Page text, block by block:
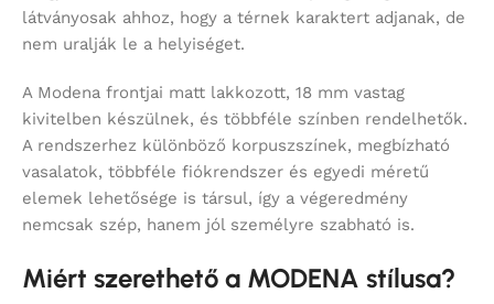
látványosak ahhoz, hogy a térnek karaktert adjanak, de
nem uralják le a helyiséget.
A Modena frontjai matt lakkozott, 18 mm vastag
kivitelben készülnek, és többféle színben rendelhetők.
A rendszerhez különböző korpuszszínek, megbízható
vasalatok, többféle fiókrendszer és egyedi méretű
elemek lehetősége is társul, így a végeredmény
nemcsak szép, hanem jól személyre szabható is.
Miért szerethető a MODENA stílusa?